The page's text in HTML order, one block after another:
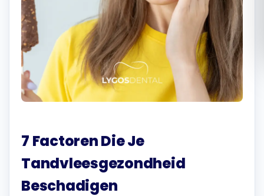
Русский
7 Factoren Die Je
Tandvleesgezondheid
Beschadigen